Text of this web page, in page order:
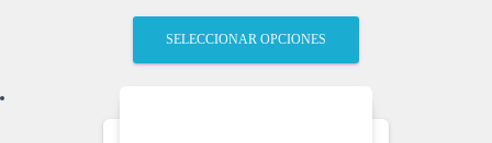
SELECCIONAR OPCIONES